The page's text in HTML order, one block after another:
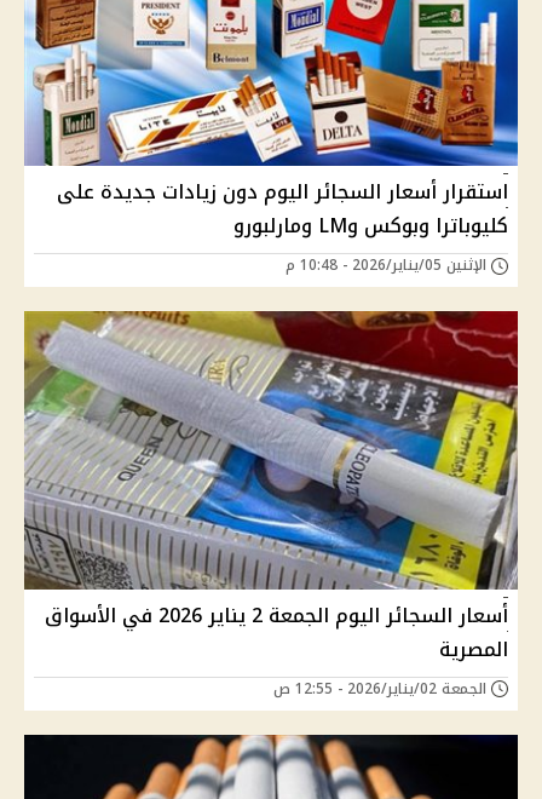
استقرار أسعار السجائر اليوم دون زيادات جديدة على
كليوباترا وبوكس وLM ومارلبورو
الإثنين 05/يناير/2026 - 10:48 م
أسعار السجائر اليوم الجمعة 2 يناير 2026 في الأسواق
المصرية
الجمعة 02/يناير/2026 - 12:55 ص